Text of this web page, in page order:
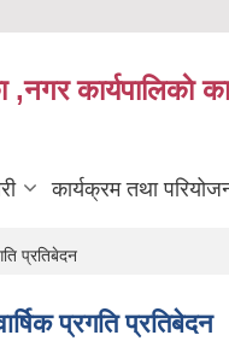
,नगर कार्यपालिकाे
कार्यक्रम तथा
प्रतिबेदन
प्रगति प्रतिबेदन